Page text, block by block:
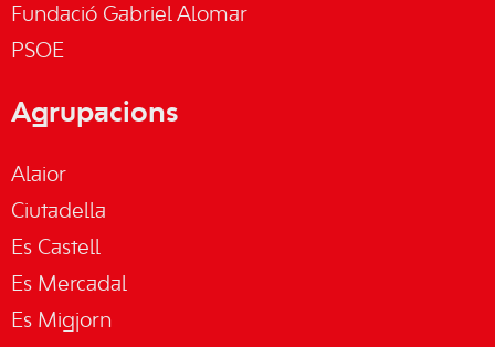
Fundació Gabriel Alomar
PSOE
Agrupacions
Alaior
Ciutadella
Es Castell
Es Mercadal
Es Migjorn